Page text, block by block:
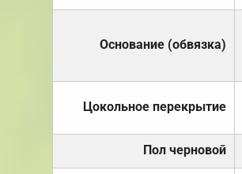
Основание (обвязка)
Цокольное перекрытие
Пол черновой